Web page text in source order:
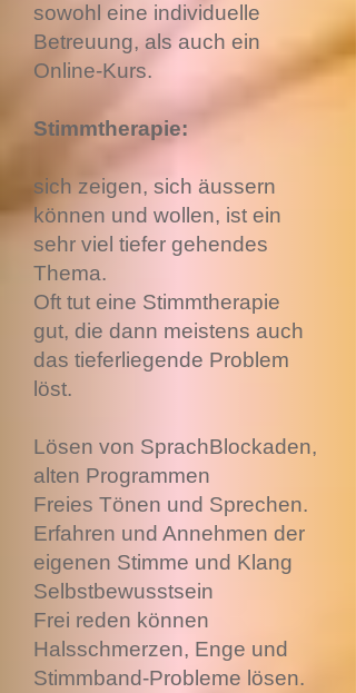
sowohl eine individuelle
Betreuung, als auch ein
Online-Kurs.
Stimmtherapie:
sich zeigen, sich äussern
können und wollen, ist ein
sehr viel tiefer gehendes
Thema.
Oft tut eine Stimmtherapie
gut, die dann meistens auch
das tieferliegende Problem
löst.
Lösen von SprachBlockaden,
alten Programmen
Freies Tönen und Sprechen.
Erfahren und Annehmen der
eigenen Stimme und Klang
Selbstbewusstsein
Frei reden können
Halsschmerzen, Enge und
Stimmband-Probleme lösen.